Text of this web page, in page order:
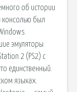
об истории
консолью был
эмуляторы
2 (PS2) с
единственный.
языках.